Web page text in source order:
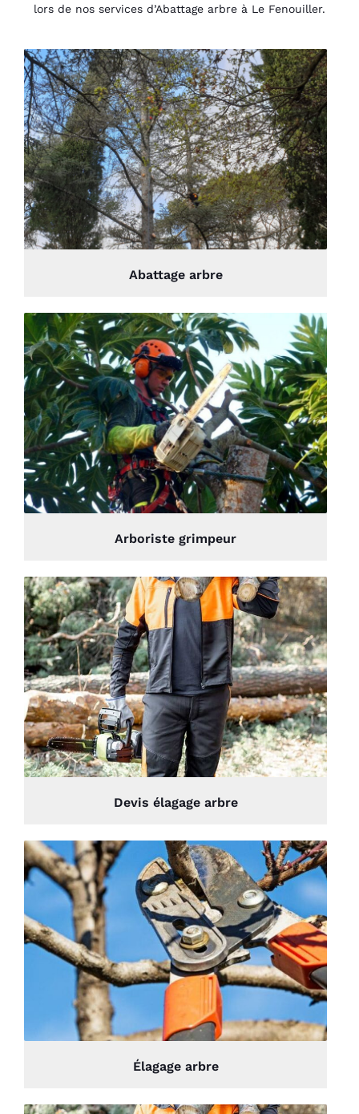
lors de nos services d’Abattage arbre à Le Fenouiller.
Abattage arbre
Arboriste grimpeur
Devis élagage arbre
Élagage arbre